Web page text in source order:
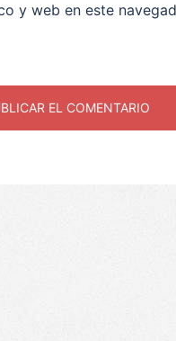
y web en este